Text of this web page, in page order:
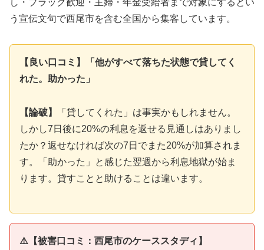
し・ブラック歓迎・主婦・年金受給者まで対象にするとい
う宣伝文句で西尾市を含む全国から集客しています。
【良い口コミ】「他がすべて落ちた状態で貸してく
れた。助かった」
【論破】
「貸してくれた」は事実かもしれません。
しかし7日後に20%の利息を返せる見通しはありまし
たか？返せなければ次の7日でまた20%が加算されま
す。「助かった」と感じた翌週から利息地獄が始ま
ります。貸すことと助けることは違います。
⚠️【被害口コミ：西尾市のケーススタディ】